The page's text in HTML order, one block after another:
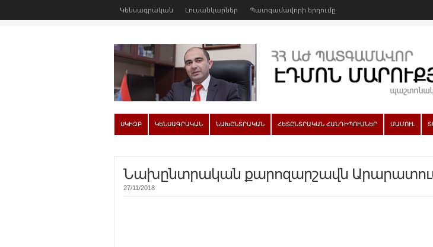
Կենսագրական Լուսանկարներ Պատգամավորի երդումը
ՍԿԻԶԲ ԿԵՆՍԱԳՐԱԿԱՆ ՆԱԽԸՆՏՐԱԿԱՆ ՀԵՏԸՆՏՐԱԿԱՆ ՀԱՆԴԻՊՈՒՄՆԵՐ ՄԱՄՈՒԼ
Նախընտրական քարոզարշավն
27/11/2018